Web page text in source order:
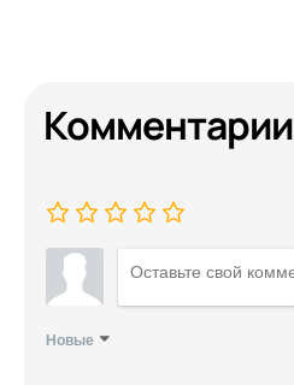
Комментарии
Новые